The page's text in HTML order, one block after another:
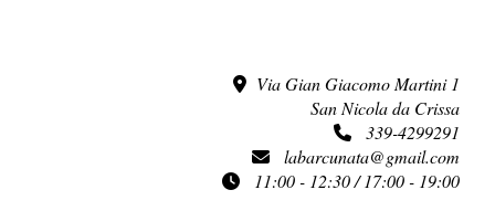
Via Gian Giacomo Martini 1
San Nicola da Crissa
339-4299291
labarcunata@gmail.com
11:00 - 12:30 / 17:00 - 19:00